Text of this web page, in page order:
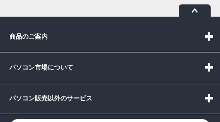
商品のご案内
パソコン市場について
パソコン販売以外のサービス